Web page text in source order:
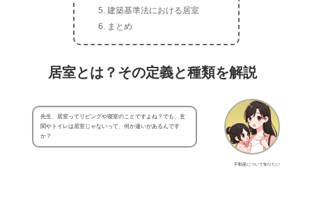
建築基準法における居室
まとめ
居室とは？その定義と種類を解説
不動産について知りたい
先生、居室ってリビングや寝室のことですよね？でも、玄
関やトイレは居室じゃないって、何か違いがあるんです
か？